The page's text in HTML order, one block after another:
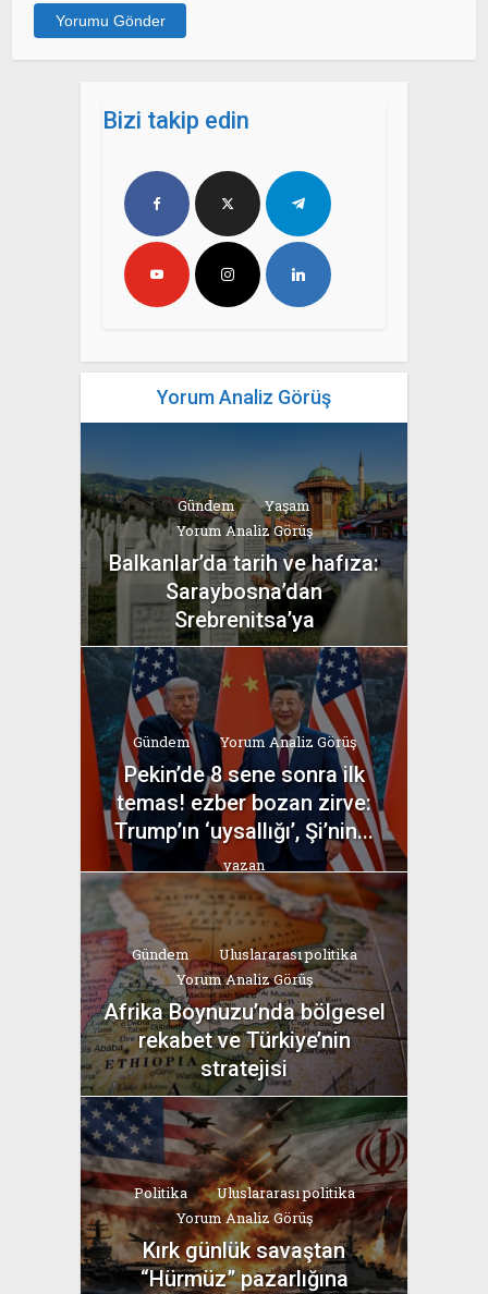
Bizi takip edin
Yorum Analiz Görüş
Gündem
Yaşam
Yorum Analiz Görüş
Balkanlar’da tarih ve hafıza:
Saraybosna’dan
Srebrenitsa’ya
yazan
Bahri Ak
Gündem Yorum Analiz Görüş
Pekin’de 8 sene sonra ilk
temas! ezber bozan zirve:
Trump’ın ‘uysallığı’, Şi’nin...
yazan
Bahri Ak
Gündem
Uluslararası politika
Yorum Analiz Görüş
Afrika Boynuzu’nda bölgesel
rekabet ve Türkiye’nin
stratejisi
yazan
Bahri Ak
Politika
Uluslararası politika
Yorum Analiz Görüş
Kırk günlük savaştan
“Hürmüz” pazarlığına